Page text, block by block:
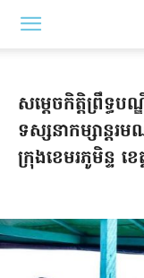
សម្តេចកិត្តិព្រឹទ្
ទស្សនាកម្សាន្ដរ
ក្រុងខេមរភូមិន្ទ ខ